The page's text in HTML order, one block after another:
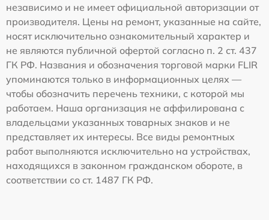
независимо и не имеет официальной авторизации от
производителя. Цены на ремонт, указанные на сайте,
носят исключительно ознакомительный характер и
не являются публичной офертой согласно п. 2 ст. 437
ГК РФ. Названия и обозначения торговой марки FLIR
упоминаются только в информационных целях —
чтобы обозначить перечень техники, с которой мы
работаем. Наша организация не аффилирована с
владельцами указанных товарных знаков и не
представляет их интересы. Все виды ремонтных
работ выполняются исключительно на устройствах,
находящихся в законном гражданском обороте, в
соответствии со ст. 1487 ГК РФ.